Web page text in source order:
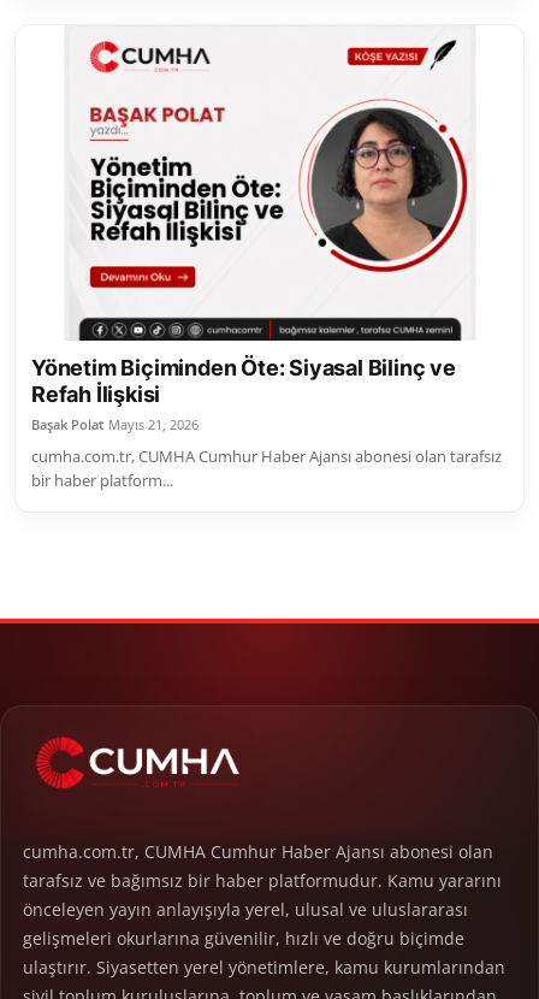
Yönetim Biçiminden Öte: Siyasal Bilinç ve
Refah İlişkisi
Başak Polat Mayıs 21, 2026
cumha.com.tr, CUMHA Cumhur Haber Ajansı abonesi olan tarafsız
bir haber platform...
cumha.com.tr, CUMHA Cumhur Haber Ajansı abonesi olan
tarafsız ve bağımsız bir haber platformudur. Kamu yararını
önceleyen yayın anlayışıyla yerel, ulusal ve uluslararası
gelişmeleri okurlarına güvenilir, hızlı ve doğru biçimde
ulaştırır. Siyasetten yerel yönetimlere, kamu kurumlarından